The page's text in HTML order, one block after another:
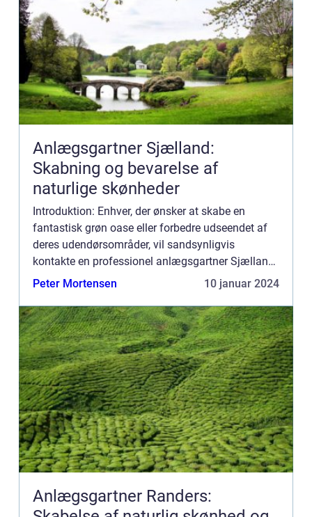
Anlægsgartner Sjælland:
Skabning og bevarelse af
naturlige skønheder
Introduktion: Enhver, der ønsker at skabe en
fantastisk grøn oase eller forbedre udseendet af
deres udendørsområder, vil sandsynligvis
kontakte en professionel anlægsgartner Sjælland.
Disse specialister i landskabsdesign og
Peter Mortensen 10 januar 2024
Anlægsgartner Randers: